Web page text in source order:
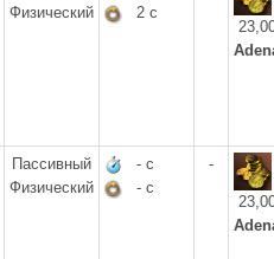
Физический
2 с
Пассивный
Физический
- с
- с
-